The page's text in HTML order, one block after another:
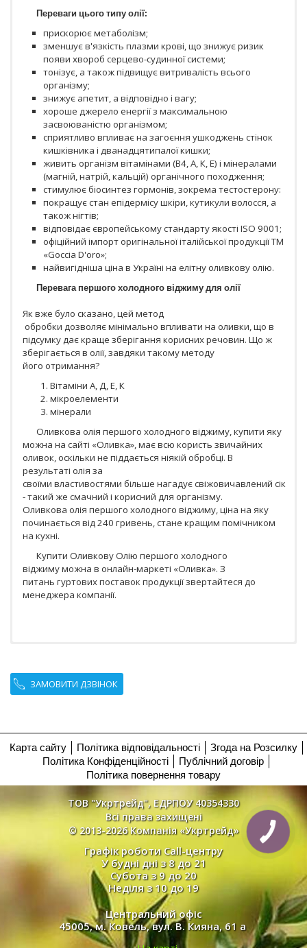
Переваги цього типу олії:
прискорює метаболізм;
зменшує в'язкість плазми крові, що знижує ризик
появи хвороб серцево-судинної системи;
тонізує, а також підвищує витривалість всього
організму;
знижує апетит, а відповідно і вагу;
хороше джерело енергії з максимальною
засвоюваністю організмом;
сприятливо впливає на загоєння ушкоджень стінок
кишківника і дванадцятипалої кишки;
живить організм вітамінами (В4, А, К, Е) і мінералами
(магній, натрій, кальцій) органічного походження;
стимулює біосинтез гормонів, зокрема тестостерону:
покращує стан епідермісу шкіри, кутикули волосся, а
також нігтів;
відповідає європейському стандарту якості ISO 9001;
офіційний імпорт оригінальної італійської продукції ТМ
«Goccia D'oro»;
найвигідніша ціна в Україні на елітну оливкову олію.
Перевага першого холодного віджиму для олії
Як вже було сказано, цей метод
обробки дозволяє мінімально впливати на оливки, що в
підсумку дає краще зберігання корисних речовин. Що ж
зберігається в олії, завдяки такому методу
його отримання?
Вітаміни А, Д, Е, К
мікроелементи
мінерали
Оливкова олія першого холодного віджиму, купити яку
можна на сайті «Оливка», має всю користь звичайних
оливок, оскільки не піддається ніякій обробці. В
результаті олія за
своїми властивостями більше нагадує свіжовичавлений сік
- такий же смачний і корисний для організму.
Оливкова олія першого холодного віджиму, ціна на яку
починається від 240 гривень, стане кращим помічником
на кухні.
Купити Оливкову Олію першого холодного
віджиму можна в онлайн-маркеті «Оливка». З
питань гуртових поставок продукції звертайтеся до
менеджера компанії.
ЗАМОВИТИ ДЗВІНОК
Карта сайту Політика відповідальності
Згода на Розсилку
Політика Конфіденційності
Публічний договір
Політика повернення товару
ТОВ "Укртрейд", ЕДРПОУ 40354330
Всі права захищені
© 2013-2026 Компанія «Укртрейд»
Графік роботи Call-центру
У будні дні з 8 до 21
Субота з 9 до 20
Неділя з 10 до 19
Центральний офіс
45005, м. Ковель, вул. В. Кияна, 61 а